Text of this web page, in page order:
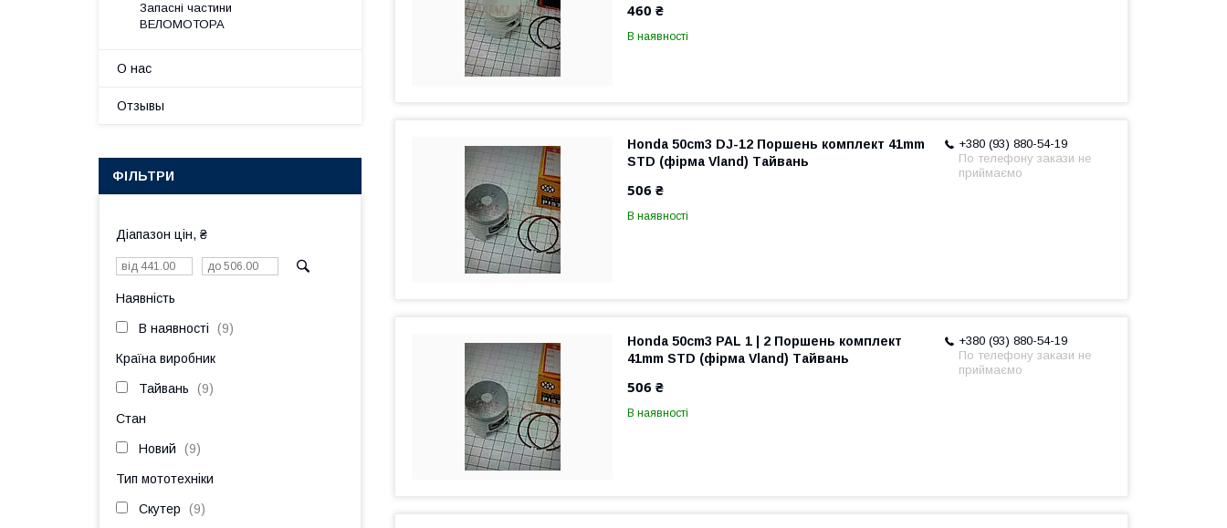
460 ₴
В наявності
+380 (93) 880-54-19
По телефону закази не
приймаємо
Honda 50cm3 DJ-12 Поршень комплект 41mm
STD (фірма Vland) Тайвань
506 ₴
В наявності
+380 (93) 880-54-19
По телефону закази не
приймаємо
Honda 50cm3 PAL 1 | 2 Поршень комплект
41mm STD (фірма Vland) Тайвань
506 ₴
В наявності
Запасні частини
ВЕЛОМОТОРА
О нас
Отзывы
ФІЛЬТРИ
Діапазон цін, ₴
Наявність
В наявності 9
Країна виробник
Тайвань 9
Стан
Новий 9
Тип мототехніки
Скутер 9